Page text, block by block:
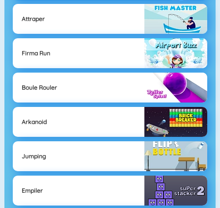
Attraper
Firma Run
Boule Rouler
Arkanoid
Jumping
Empiler